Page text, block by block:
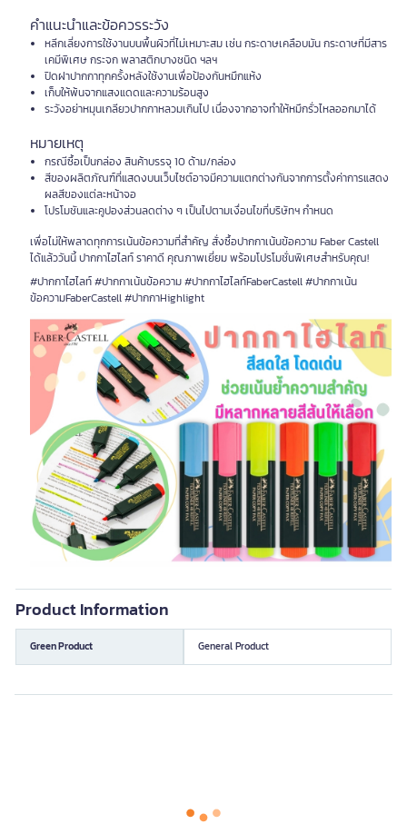
คำแนะนำและข้อควรระวัง
หลีกเลี่ยงการใช้งานบนพื้นผิวที่ไม่เหมาะสม เช่น กระดาษเคลือบมัน กระดาษที่มีสาร
เคมีพิเศษ กระจก พลาสติกบางชนิด ฯลฯ
ปิดฝาปากกาทุกครั้งหลังใช้งานเพื่อป้องกันหมึกแห้ง
เก็บให้พ้นจากแสงแดดและความร้อนสูง
ระวังอย่าหมุนเกลียวปากกาหลวมเกินไป เนื่องจากอาจทำให้หมึกรั่วไหลออกมาได้
หมายเหตุ
กรณีซื้อเป็นกล่อง สินค้าบรรจุ 10 ด้าม/กล่อง
สีของผลิตภัณฑ์ที่แสดงบนเว็บไซต์อาจมีความแตกต่างกันจากการตั้งค่าการแสดง
ผลสีของแต่ละหน้าจอ
โปรโมชันและคูปองส่วนลดต่าง ๆ เป็นไปตามเงื่อนไขที่บริษัทฯ กำหนด
เพื่อไม่ให้พลาดทุกการเน้นข้อความที่สำคัญ สั่งซื้อปากกาเน้นข้อความ Faber Castell
ได้แล้ววันนี้ ปากกาไฮไลท์ ราคาดี คุณภาพเยี่ยม พร้อมโปรโมชั่นพิเศษสำหรับคุณ!
#ปากกาไฮไลท์ #ปากกาเน้นข้อความ #ปากกาไฮไลท์FaberCastell #ปากกาเน้น
ข้อความFaberCastell #ปากกาHighlight
Product Information
Green Product General Product